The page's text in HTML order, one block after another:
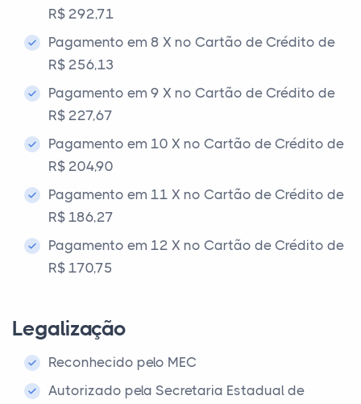
R$ 292,71
Pagamento em 8 X no Cartão de Crédito de
R$ 256,13
Pagamento em 9 X no Cartão de Crédito de
R$ 227,67
Pagamento em 10 X no Cartão de Crédito de
R$ 204,90
Pagamento em 11 X no Cartão de Crédito de
R$ 186,27
Pagamento em 12 X no Cartão de Crédito de
R$ 170,75
Legalização
Reconhecido pelo MEC
Autorizado pela Secretaria Estadual de